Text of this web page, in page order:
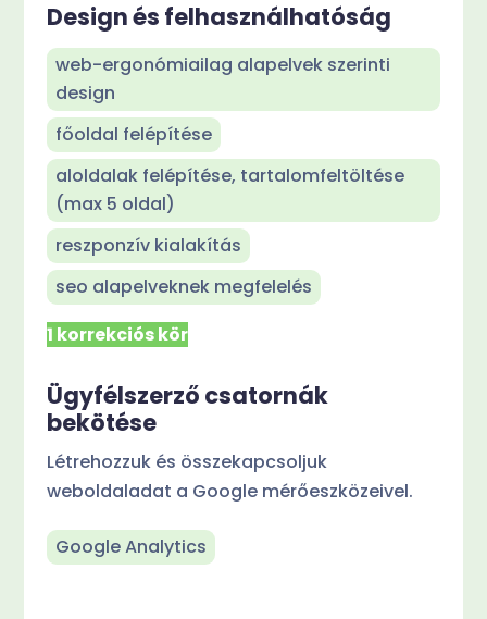
Design és felhasználhatóság
web-ergonómiailag alapelvek szerinti
design
főoldal felépítése
aloldalak felépítése, tartalomfeltöltése
(max 5 oldal)
reszponzív kialakítás
seo alapelveknek megfelelés
1 korrekciós kör
Ügyfélszerző csatornák
bekötése
Létrehozzuk és összekapcsoljuk
weboldaladat a Google mérőeszközeivel.
Google Analytics